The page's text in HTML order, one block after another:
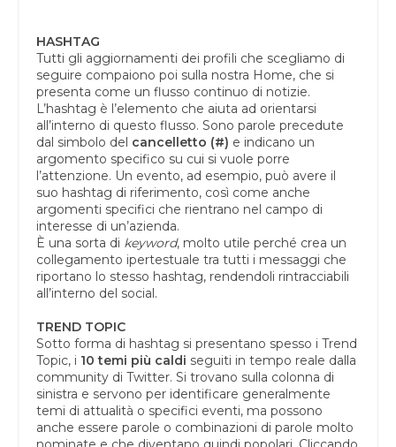
HASHTAG
Tutti gli aggiornamenti dei profili che scegliamo di
seguire compaiono poi sulla nostra Home, che si
presenta come un flusso continuo di notizie.
L’hashtag è l’elemento che aiuta ad orientarsi
all’interno di questo flusso. Sono parole precedute
dal simbolo del cancelletto (#) e indicano un
argomento specifico su cui si vuole porre
l’attenzione. Un evento, ad esempio, può avere il
suo hashtag di riferimento, così come anche
argomenti specifici che rientrano nel campo di
interesse di un’azienda.
È una sorta di keyword, molto utile perché crea un
collegamento ipertestuale tra tutti i messaggi che
riportano lo stesso hashtag, rendendoli rintracciabili
all’interno del social.
TREND TOPIC
Sotto forma di hashtag si presentano spesso i Trend
Topic, i 10 temi più caldi seguiti in tempo reale dalla
community di Twitter. Si trovano sulla colonna di
sinistra e servono per identificare generalmente
temi di attualità o specifici eventi, ma possono
anche essere parole o combinazioni di parole molto